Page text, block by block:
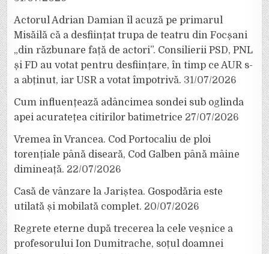
Actorul Adrian Damian îl acuză pe primarul
Misăilă că a desființat trupa de teatru din Focșani
„din răzbunare față de actori”. Consilierii PSD, PNL
și FD au votat pentru desființare, în timp ce AUR s-
a abținut, iar USR a votat împotrivă. 31/07/2026
Cum influențează adâncimea sondei sub oglinda
apei acuratețea citirilor batimetrice 27/07/2026
Vremea în Vrancea. Cod Portocaliu de ploi
torențiale până diseară, Cod Galben până mâine
dimineață. 22/07/2026
Casă de vânzare la Jariștea. Gospodăria este
utilată și mobilată complet. 20/07/2026
Regrete eterne după trecerea la cele veșnice a
profesorului Ion Dumitrache, soțul doamnei